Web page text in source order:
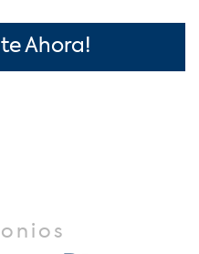
Ahora!